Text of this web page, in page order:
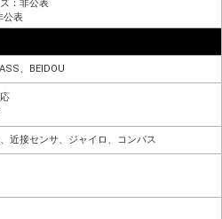
：非公表
公表
、BEIDOU
近接センサ、ジャイロ、コンパス